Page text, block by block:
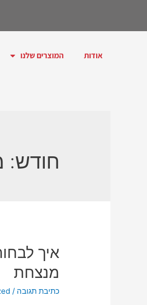
אודות המוצרים שלנו
חודש:
איך
מנצחת
כתיבת תגובה /